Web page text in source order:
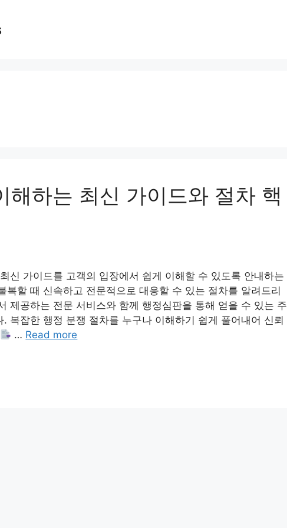
해하는 최신 가이드와 절차 핵
신 가이드를 고객의 입장에서 쉽게 이해할 수 있도록 안내하는
복할 때 신속하고 전문적으로 대응할 수 있는 절차를 알려드리
제공하는 전문 서비스와 함께 행정심판을 통해 얻을 수 있는 주
복잡한 행정 분쟁 절차를 누구나 이해하기 쉽게 풀어내어 신뢰
… Read more